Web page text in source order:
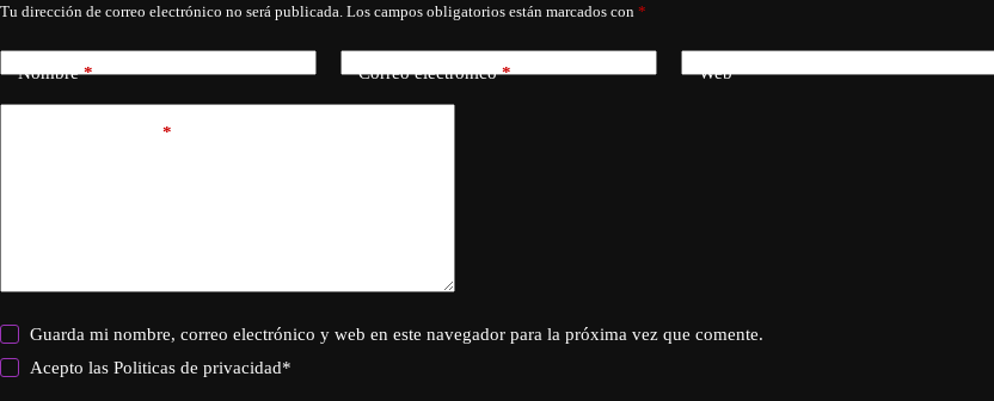
Tu dirección de correo electrónico no será publicada. Los campos obligatorios están marcados con *
Nombre* Correo electrónico* Web
*
Guarda mi nombre, correo electrónico y web en este navegador para la próxima vez que comente.
Acepto lasPoliticas de privacidad*